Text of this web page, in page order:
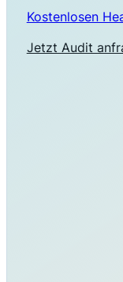
Kostenlosen
Jetzt Audit